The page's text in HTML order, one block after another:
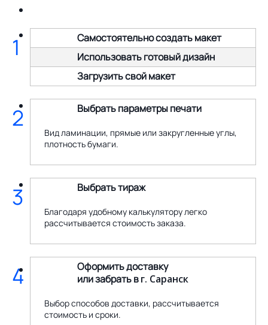
Самостоятельно создать макет
Использовать готовый дизайн
Загрузить свой макет
1
Выбрать параметры печати
Вид ламинации, прямые или закругленные углы,
плотность бумаги.
2
Выбрать тираж
Благодаря удобному калькулятору легко
рассчитывается стоимость заказа.
3
Оформить доставку
или забрать вг. Саранск
Выбор способов доставки, рассчитывается
стоимость и сроки.
4